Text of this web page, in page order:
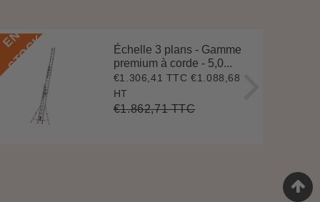
E
N
S
T
O
C
K
Échelle 3 plans - Gamme
premium à corde - 5,0...
Prix
réduit
€1.306,41 TTC€1.306,41
€1.088,68
HT
Prix
€1.862,71 TTC€1.862,71